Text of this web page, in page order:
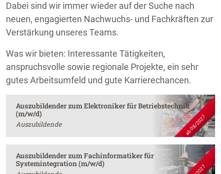
Dabei sind wir immer wieder auf der Suche nach
neuen, engagierten Nachwuchs- und Fachkräften zur
Verstärkung unseres Teams.
Was wir bieten: Interessante Tätigkeiten,
anspruchsvolle sowie regionale Projekte, ein sehr
gutes Arbeitsumfeld und gute Karrierechancen.
ab 08/2027
Auszubildender zum Elektroniker für Betriebstechnik
(m/w/d)
Auszubildende
Auszubildender zum Fachinformatiker für
Systemintegration (m/w/d)